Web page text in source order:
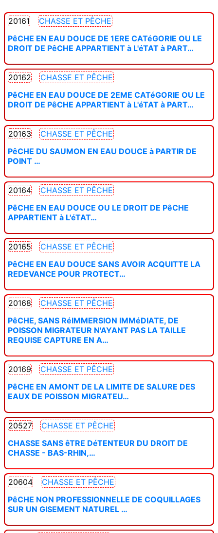
20161
CHASSE ET PÊCHE
PêCHE EN EAU DOUCE DE 1ERE CATéGORIE OU LE
DROIT DE PêCHE APPARTIENT à L'éTAT à PART…
20162
CHASSE ET PÊCHE
PêCHE EN EAU DOUCE DE 2EME CATéGORIE OU LE
DROIT DE PêCHE APPARTIENT à L'éTAT à PART…
20163
CHASSE ET PÊCHE
PêCHE DU SAUMON EN EAU DOUCE à PARTIR DE
POINT …
20164
CHASSE ET PÊCHE
PêCHE EN EAU DOUCE OU LE DROIT DE PêCHE
APPARTIENT à L'éTAT…
20165
CHASSE ET PÊCHE
PêCHE EN EAU DOUCE SANS AVOIR ACQUITTE LA
REDEVANCE POUR PROTECT…
20168
CHASSE ET PÊCHE
PêCHE, SANS RéIMMERSION IMMéDIATE, DE
POISSON MIGRATEUR N'AYANT PAS LA TAILLE
REQUISE CAPTURE EN A…
20169
CHASSE ET PÊCHE
PêCHE EN AMONT DE LA LIMITE DE SALURE DES
EAUX DE POISSON MIGRATEU…
20527
CHASSE ET PÊCHE
CHASSE SANS êTRE DéTENTEUR DU DROIT DE
CHASSE - BAS-RHIN,…
20604
CHASSE ET PÊCHE
PêCHE NON PROFESSIONNELLE DE COQUILLAGES
SUR UN GISEMENT NATUREL …